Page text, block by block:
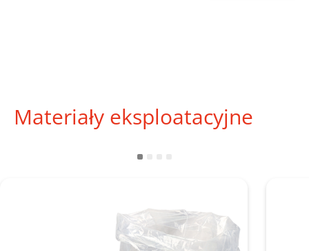
Materiały eksploatacyjne